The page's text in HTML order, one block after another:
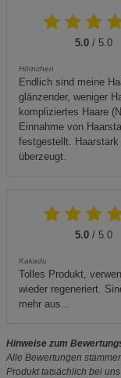
5.0 / 5.0
Hörnchen
Endlich sind meine
glänzender, weniger
kompliziertes Haare
Einnahme von
festgestellt.
überzeugt.
5.0 / 5.0
Kakadu
Tolles Produkt,
wieder regeneriert.
mehr aus...
Hinweise zum
Alle Bewertungen
Produkt tatsächlich bei